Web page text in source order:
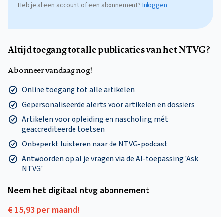
Heb je al een account of een abonnement?Inloggen
Altijd toegang tot alle publicaties van het NTVG?
Abonneer vandaag nog!
Online toegang tot alle artikelen
Gepersonaliseerde alerts voor artikelen en dossiers
Artikelen voor opleiding en nascholing mét
geaccrediteerde toetsen
Onbeperkt luisteren naar de NTVG-podcast
Antwoorden op al je vragen via de AI-toepassing 'Ask
NTVG'
Neem het digitaal ntvg abonnement
€ 15,93 per maand!